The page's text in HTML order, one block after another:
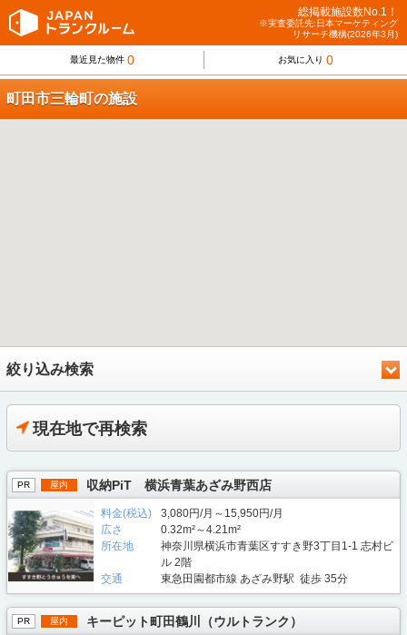
総掲載施設数No.1！
※実査委託先:日本マーケティング
リサーチ機構(2026年3月)
最近見た物件 0 お気に入り 0
町田市三輪町の施設
絞り込み検索
現在地で再検索
PR 屋内 収納PiT 横浜青葉あざみ野西店
料金(税込)
3,080円/月～15,950円/月
広さ
0.32m²～4.21m²
所在地
神奈川県横浜市青葉区すすき野3丁目1-1 志村ビ
ル 2階
交通
東急田園都市線 あざみ野駅 徒歩 35分
PR 屋内 キーピット町田鶴川（ウルトランク）